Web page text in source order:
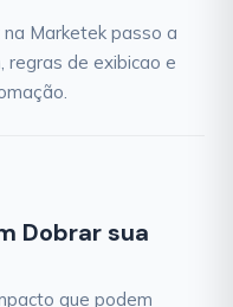
Marketek passo a
regras de exibicao e
Dobrar sua
que podem